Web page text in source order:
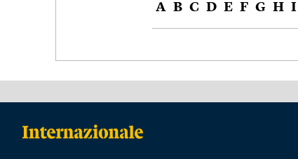
A B C D E F G H I